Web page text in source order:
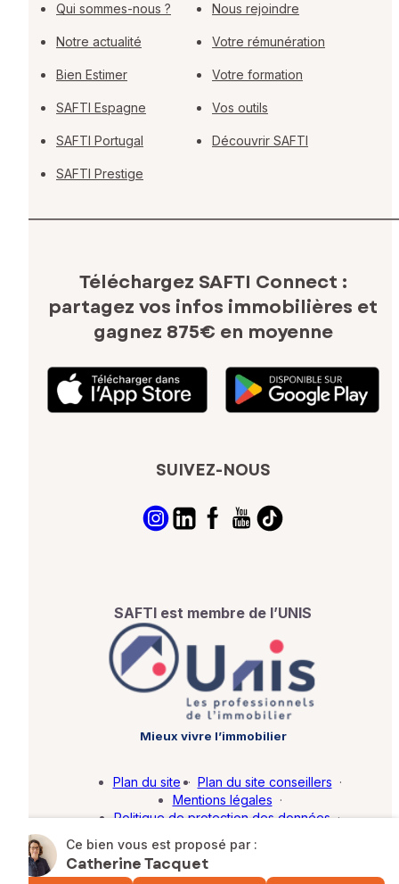
Ce bien vous est proposé par :
Catherine Tacquet
Qui sommes-nous ?
Notre actualité
Bien Estimer
SAFTI Espagne
SAFTI Portugal
SAFTI Prestige
Nous rejoindre
Votre rémunération
Votre formation
Vos outils
Découvrir SAFTI
Téléchargez SAFTI Connect :
partagez vos infos immobilières et
gagnez 875€ en moyenne
SUIVEZ-NOUS
SAFTI est membre de l’UNIS
Mieux vivre l’immobilier
© SAFTI 2026. Tous droits réservés.
Plan du site · Plan du site conseillers ·
Mentions légales ·
Politique de protection des données ·